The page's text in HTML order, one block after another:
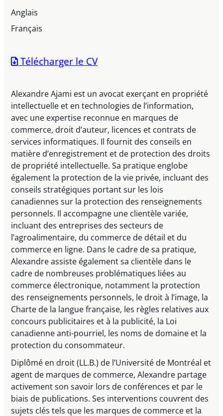
Anglais
Français
Télécharger le CV
Alexandre Ajami est un avocat exerçant en propriété
intellectuelle et en technologies de l’information,
avec une expertise reconnue en marques de
commerce, droit d’auteur, licences et contrats de
services informatiques. Il fournit des conseils en
matière d’enregistrement et de protection des droits
de propriété intellectuelle. Sa pratique englobe
également la protection de la vie privée, incluant des
conseils stratégiques portant sur les lois
canadiennes sur la protection des renseignements
personnels. Il accompagne une clientèle variée,
incluant des entreprises des secteurs de
l’agroalimentaire, du commerce de détail et du
commerce en ligne. Dans le cadre de sa pratique,
Alexandre assiste également sa clientèle dans le
cadre de nombreuses problématiques liées au
commerce électronique, notamment la protection
des renseignements personnels, le droit à l’image, la
Charte de la langue française, les règles relatives aux
concours publicitaires et à la publicité, la Loi
canadienne anti-pourriel, les noms de domaine et la
protection du consommateur.
Diplômé en droit (LL.B.) de l’Université de Montréal et
agent de marques de commerce, Alexandre partage
activement son savoir lors de conférences et par le
biais de publications. Ses interventions couvrent des
sujets clés tels que les marques de commerce et la